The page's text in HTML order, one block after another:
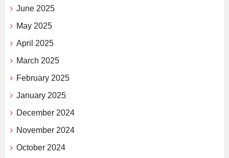
June 2025
May 2025
April 2025
March 2025
February 2025
January 2025
December 2024
November 2024
October 2024